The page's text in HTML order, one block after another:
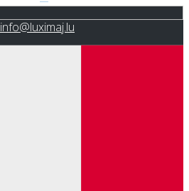
​info@luximaj.lu